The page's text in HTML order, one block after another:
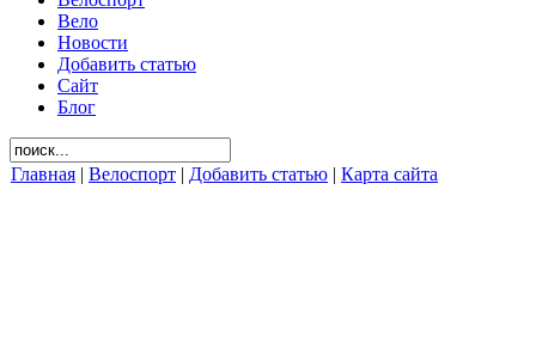
Вело
Новости
Добавить статью
Сайт
Блог
Главная | Велоспорт | Добавить статью | Карта сайта